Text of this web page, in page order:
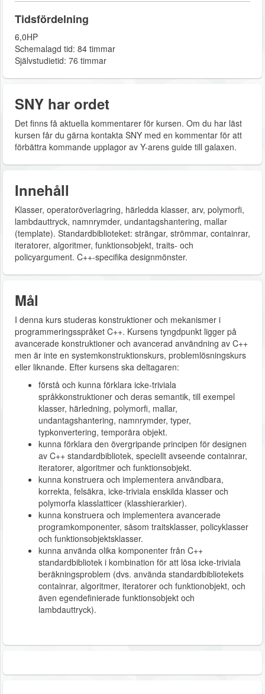
Tidsfördelning
6,0HP
Schemalagd tid: 84 timmar
Självstudietid: 76 timmar
SNY har ordet
Det finns få aktuella kommentarer för kursen. Om du har läst
kursen får du gärna kontakta SNY med en kommentar för att
förbättra kommande upplagor av Y-arens guide till galaxen.
Innehåll
Klasser, operatoröverlagring, härledda klasser, arv, polymorfi,
lambdauttryck, namnrymder, undantagshantering, mallar
(template). Standardbiblioteket: strängar, strömmar, containrar,
iteratorer, algoritmer, funktionsobjekt, traits- och
policyargument. C++-specifika designmönster.
Mål
I denna kurs studeras konstruktioner och mekanismer i
programmeringsspråket C++. Kursens tyngdpunkt ligger på
avancerade konstruktioner och avancerad användning av C++
men är inte en systemkonstruktionskurs, problemlösningskurs
eller liknande. Efter kursens ska deltagaren:
förstå och kunna förklara icke-triviala
språkkonstruktioner och deras semantik, till exempel
klasser, härledning, polymorfi, mallar,
undantagshantering, namnrymder, typer,
typkonvertering, temporära objekt.
kunna förklara den övergripande principen för designen
av C++ standardbibliotek, speciellt avseende containrar,
iteratorer, algoritmer och funktionsobjekt.
kunna konstruera och implementera användbara,
korrekta, felsäkra, icke-triviala enskilda klasser och
polymorfa klasslatticer (klasshierarkier).
kunna konstruera och implementera avancerade
programkomponenter, såsom traitsklasser, policyklasser
och funktionsobjektsklasser.
kunna använda olika komponenter från C++
standardbibliotek i kombination för att lösa icke-triviala
beräkningsproblem (dvs. använda standardbibliotekets
containrar, algoritmer, iteratorer och funktionobjekt, och
även egendefinierade funktionsobjekt och
lambdauttryck).